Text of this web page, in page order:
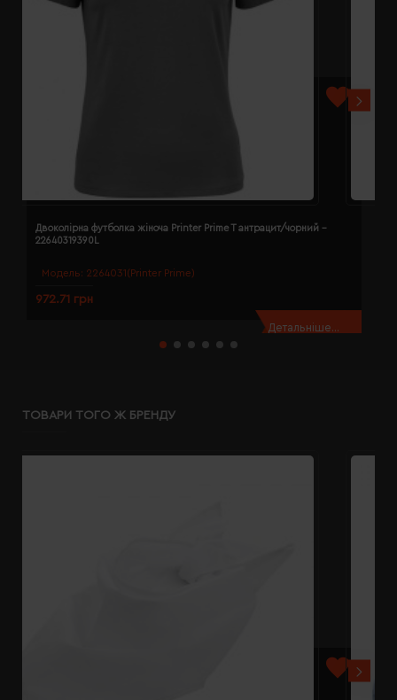
Модель: 2264031(Printer Prime)
Двоколірна футболка жіноча Printer Prime T антрацит/чорний -
22640319390L
972.71 грн
Детальніше...
ТОВАРИ ТОГО Ж БРЕНДУ